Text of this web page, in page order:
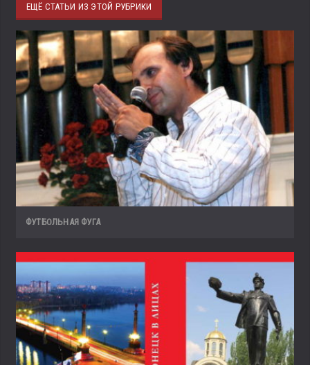
ЕЩЁ СТАТЬИ ИЗ ЭТОЙ РУБРИКИ
ФУТБОЛЬНАЯ ФУГА